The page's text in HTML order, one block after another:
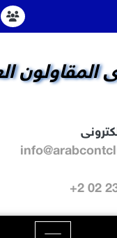
المقاولون